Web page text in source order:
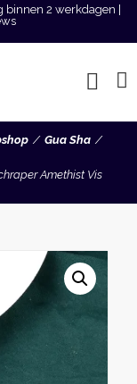
binnen 2 werkdagen |
Gua Sha
Amethist Vis